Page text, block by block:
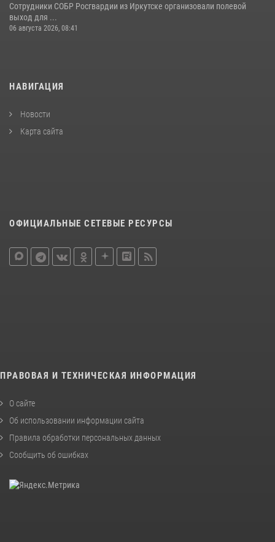
Сотрудники СОБР Росгвардии из Иркутске организовали полевой
выход для ...
06 августа 2026, 08:41
НАВИГАЦИЯ
Новости
Карта сайта
ОФИЦИАЛЬНЫЕ СЕТЕВЫЕ РЕСУРСЫ
ПРАВОВАЯ И ТЕХНИЧЕСКАЯ ИНФОРМАЦИЯ
О сайте
Об использовании информации сайта
Правила обработки персональных данных
Сообщить об ошибках